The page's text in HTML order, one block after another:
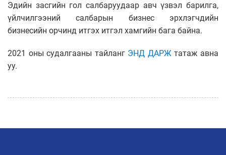
Эдийн засгийн гол салбаруудаар авч үзвэл барилга,
үйлчилгээний салбарын бизнес эрхлэгчдийн
бизнесийн орчинд итгэх итгэл хамгийн бага байна.
2021 оны судалгааны тайланг ЭНД ДАРЖтатаж авна
уу.